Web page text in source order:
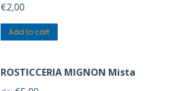
€2,00
Add to cart
ROSTICCERIA MIGNON Mista